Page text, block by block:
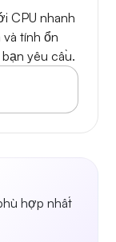
CPU nhanh
tính ổn
yêu cầu.
hợp nhất